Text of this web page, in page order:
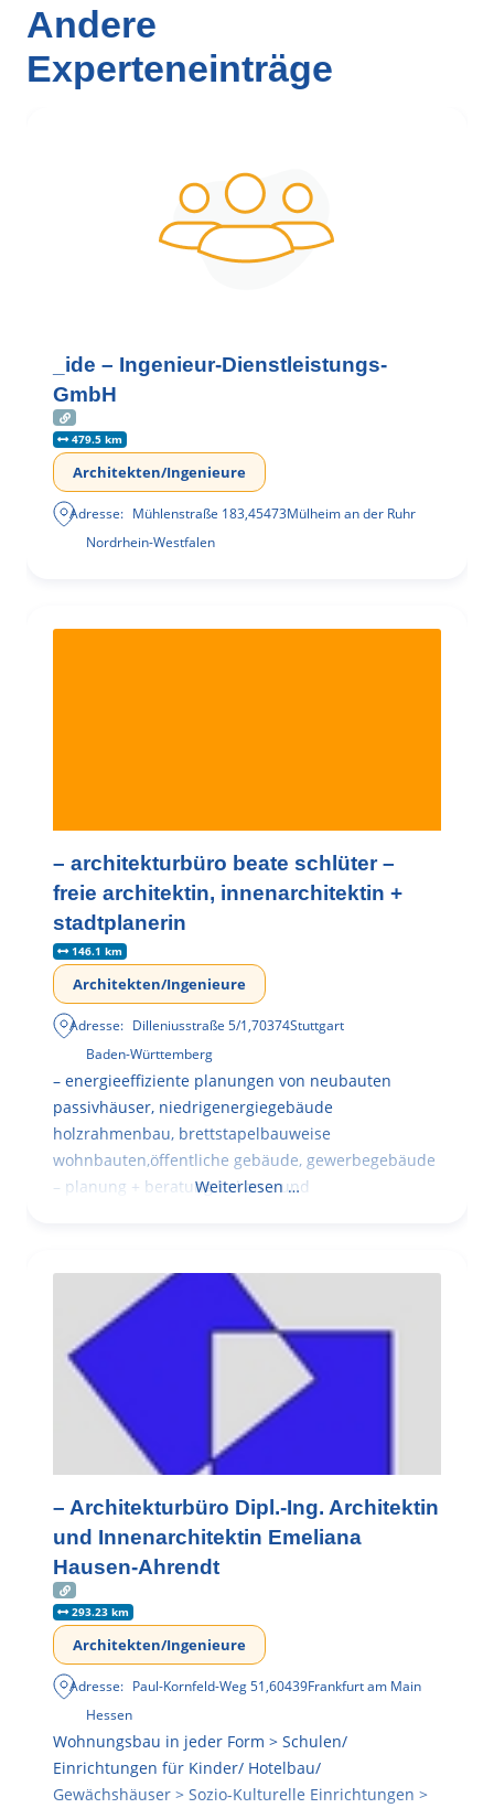
Andere
Experteneinträge
_ide – Ingenieur-Dienstleistungs-
GmbH
479.5 km
Architekten/Ingenieure
Adresse: Mühlenstraße 183,45473Mülheim an der Ruhr
Nordrhein-Westfalen
– architekturbüro beate schlüter –
freie architektin, innenarchitektin +
stadtplanerin
146.1 km
Architekten/Ingenieure
Adresse: Dilleniusstraße 5/1,70374Stuttgart
Baden-Württemberg
– energieeffiziente planungen von neubauten
passivhäuser, niedrigenergiegebäude
holzrahmenbau, brettstapelbauweise
wohnbauten,öffentliche gebäude, gewerbegebäude
– planung + beratung bei an – und
Weiterlesen …
– Architekturbüro Dipl.-Ing. Architektin
und Innenarchitektin Emeliana
Hausen-Ahrendt
293.23 km
Architekten/Ingenieure
Adresse: Paul-Kornfeld-Weg 51,60439Frankfurt am Main
Hessen
Wohnungsbau in jeder Form > Schulen/
Einrichtungen für Kinder/ Hotelbau/
Gewächshäuser > Sozio-Kulturelle Einrichtungen >